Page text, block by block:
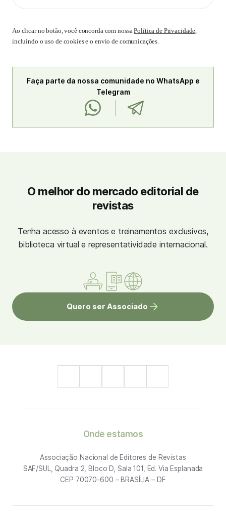
Ao clicar no botão, você concorda com nossaPolítica de Privacidade,
incluindo o uso de cookies e o envio de comunicações.
Faça parte da nossa comunidade no WhatsApp e
Telegram
O melhor do mercado editorial de
revistas
Tenha acesso à eventos e treinamentos exclusivos,
biblioteca virtual e representatividade internacional.
Quero ser Associado
Onde estamos
Associação Nacional de Editores de Revistas
SAF/SUL, Quadra 2, Bloco D, Sala 101, Ed. Via Esplanada
CEP 70070-600 – BRASÍLIA – DF